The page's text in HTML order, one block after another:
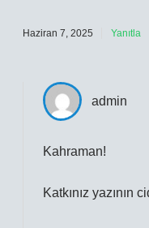
Haziran 7, 2025 Yanıtla
admin
Kahraman!
Katkınız yazının